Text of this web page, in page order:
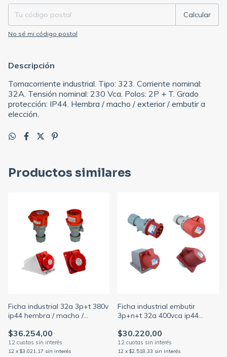
Calcular
No sé mi código postal
Descripción
Tomacorriente industrial. Tipo: 323. Corriente nominal:
32A. Tensión nominal: 230 Vca. Polos: 2P + T. Grado
protección: IP44. Hembra / macho / exterior / embutir a
elección.
Productos similares
Ficha industrial 32a 3p+t 380v
ip44 hembra / macho /
$36.254,00
12 x $3.021,17 sin interés
Ficha industrial embutir
3p+n+t 32a 400vca ip44
embutir (SICA)
$30.220,00
12 x $2.518,33 sin interés